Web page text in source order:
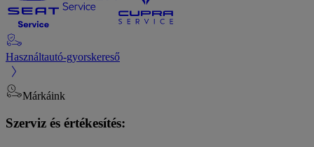
Használtautó-gyorskereső
Márkáink
Szerviz és értékesítés: